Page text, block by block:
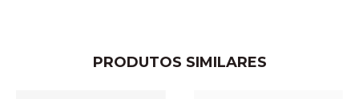
PRODUTOS SIMILARES